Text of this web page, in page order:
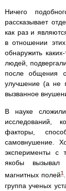
Ничего
рассказывает
как раз и
в отношении
обнаружить
людей,
после общения
улучшение (а не
вызванное
В науке
исследований,
факторы,
самовнушение.
эксперименты с
якобы вызывал
магнитных полей1
группа ученых